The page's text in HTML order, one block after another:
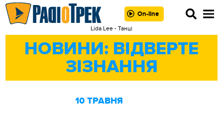
On-line
Lida Lee - Танці
НОВИНИ: ВІДВЕРТЕ
ЗІЗНАННЯ
10 ТРАВНЯ